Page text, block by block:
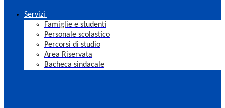
Servizi
Famiglie e studenti
Personale scolastico
Percorsi di studio
Area Riservata
Bacheca sindacale